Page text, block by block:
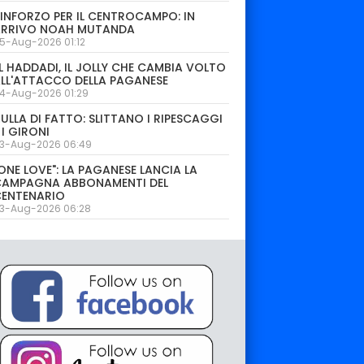
PER IL CENTROCAMPO: IN
NOAH MUTANDA
Aug-2026 01:12
HADDADI, IL JOLLY CHE CAMBIA VOLTO
DELLA PAGANESE
Aug-2026 01:29
DI FATTO: SLITTANO I RIPESCAGGI
I GIRONI
Aug-2026 06:49
LOVE": LA PAGANESE LANCIA LA
ABBONAMENTI DEL
Aug-2026 06:28